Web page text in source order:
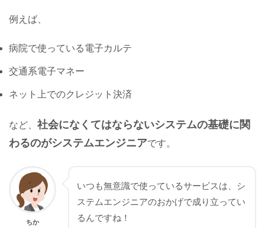
例えば、
病院で使っている電子カルテ
交通系電子マネー
ネット上でのクレジット決済
など、 社会になくてはならないシステムの基礎に関
わるのがシステムエンジニアです。
ちか
いつも無意識で使っているサービスは、シ
ステムエンジニアのおかげで成り立ってい
るんですね！